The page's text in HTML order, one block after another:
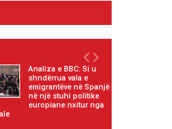
Analiza e BBC: Si u
shndërrua vala e
emigrantëve në Spanjë
në një stuhi politike
europiane nxitur nga